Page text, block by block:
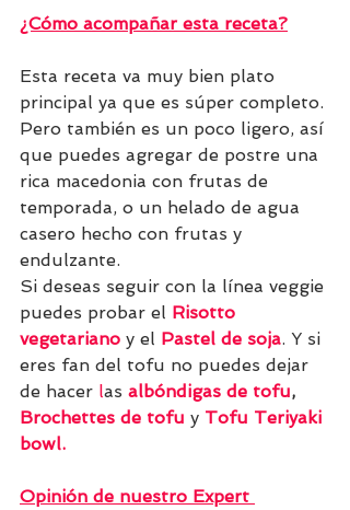
¿Cómo acompañar esta receta?
Esta receta va muy bien plato
principal ya que es súper completo.
Pero también es un poco ligero, así
que puedes agregar de postre una
rica macedonia con frutas de
temporada, o un helado de agua
casero hecho con frutas y
endulzante.
Si deseas seguir con la línea veggie
puedes probar el Risotto
vegetariano y el Pastel de soja. Y si
eres fan del tofu no puedes dejar
de hacer las albóndigas de tofu,
Brochettes de tofu y Tofu Teriyaki
bowl.
Opinión de nuestro Expert